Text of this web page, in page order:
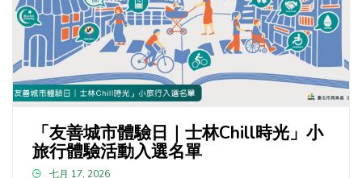
「友善城市體驗日｜士林Chill時光」小
旅行體驗活動入選名單
七月 17, 2026